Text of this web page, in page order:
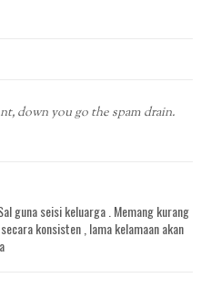
down you go the spam drain.
guna seisi keluarga . Memang kurang
konsisten , lama kelamaan akan